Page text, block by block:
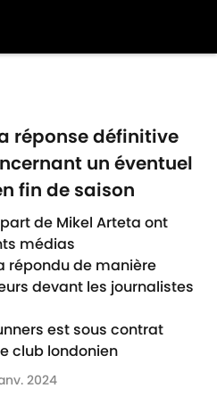
réponse définitive
un éventuel
fin de saison
de Mikel Arteta ont
médias
répondu de manière
devant les journalistes
est sous contrat
club londonien
2024